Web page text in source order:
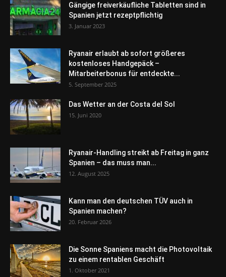
Gängige freiverkäufliche Tabletten sind in
Spanien jetzt rezeptpflichtig
3. Januar 2023
Ryanair erlaubt ab sofort größeres
kostenloses Handgepäck –
Mitarbeiterbonus für entdeckte...
5. September 2025
Das Wetter an der Costa del Sol
15. Juni 2020
Ryanair-Handling streikt ab Freitag in ganz
Spanien – das muss man...
12. August 2025
Kann man den deutschen TÜV auch in
Spanien machen?
20. Februar 2026
Die Sonne Spaniens macht die Photovoltaik
zu einem rentablen Geschäft
1. Oktober 2021